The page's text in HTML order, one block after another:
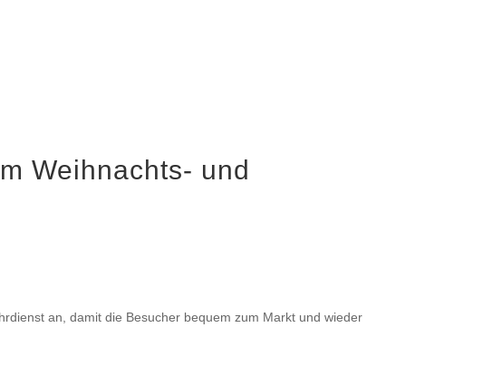
Weihnachts- und
an, damit die Besucher bequem zum Markt und wieder